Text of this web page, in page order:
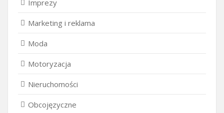
Imprezy
Marketing i reklama
Moda
Motoryzacja
Nieruchomości
Obcojęzyczne